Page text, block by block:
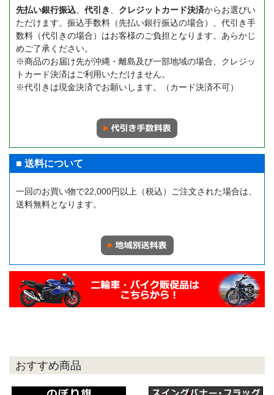
先払い銀行振込 代引き クレジットカード決済からお選びい
ただけます。振込手数料（先払い銀行振込の場合）、代引き手
数料（代引きの場合）はお客様のご負担となります。あらかじ
めご了承ください。
※商品のお届け先が沖縄・離島及び一部地域の場合、クレジッ
トカード決済はご利用いただけません。
※代引きは現金決済でお願いします。（カード決済不可）
■ 送料について
一回のお買い物で22,000円以上（税込）ご注文された場合は、
送料無料となります。
おすすめ商品